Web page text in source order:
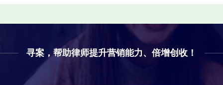
寻案，帮助律师提升营销能力、倍增创收！